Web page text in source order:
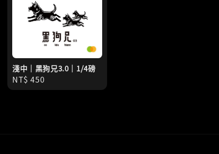
淺中｜黑狗兄3.0｜1/4磅
Regular
price
NT$ 450